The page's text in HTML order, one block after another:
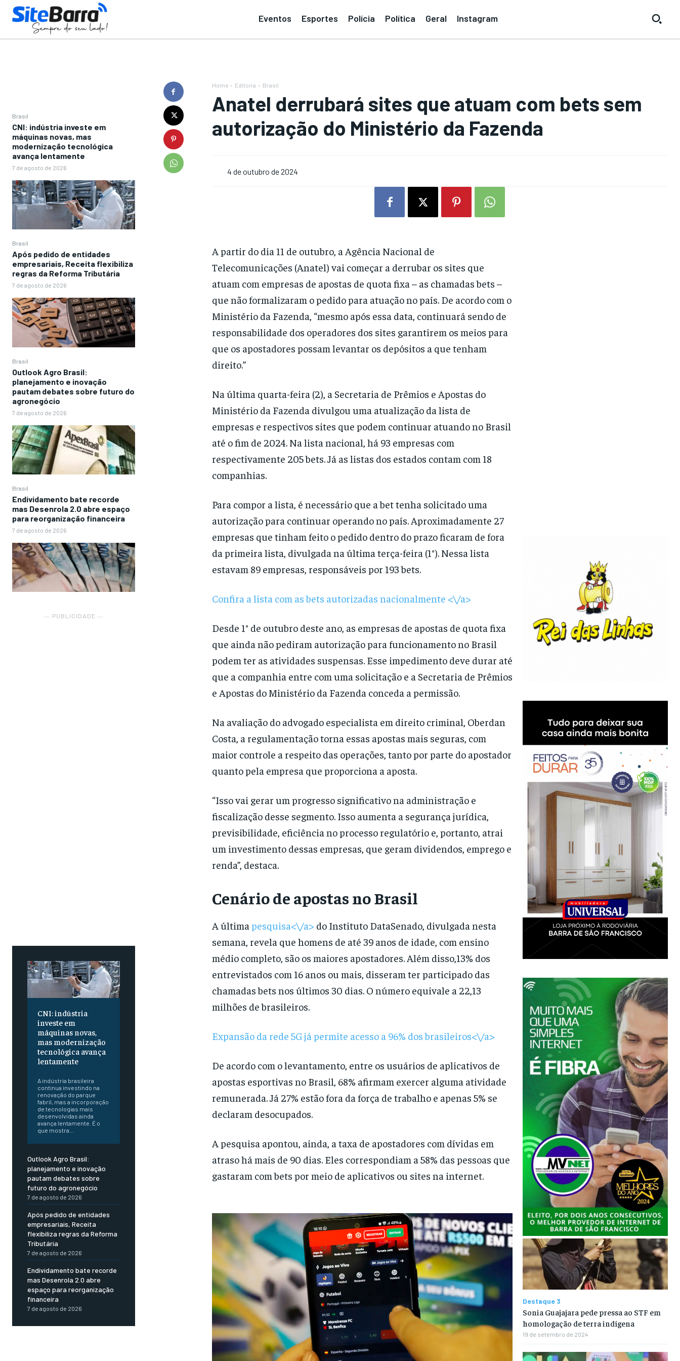
Eventos Esportes Polícia Política Geral Instagram
Brasil
CNI: indústria investe em
máquinas novas, mas
modernização tecnológica
avança lentamente
7 de agosto de 2026
Brasil
Após pedido de entidades
empresariais, Receita flexibiliza
regras da Reforma Tributária
7 de agosto de 2026
Brasil
Outlook Agro Brasil:
planejamento e inovação
pautam debates sobre futuro do
agronegócio
7 de agosto de 2026
Brasil
Endividamento bate recorde
mas Desenrola 2.0 abre espaço
para reorganização financeira
7 de agosto de 2026
― PUBLICIDADE ―
CNI: indústria
investe em
máquinas novas,
mas modernização
tecnológica avança
lentamente
A indústria brasileira
continua investindo na
renovação do parque
fabril, mas a incorporação
de tecnologias mais
desenvolvidas ainda
avança lentamente. É o
que mostra...
Outlook Agro Brasil:
planejamento e inovação
pautam debates sobre
futuro do agronegócio
7 de agosto de 2026
Após pedido de entidades
empresariais, Receita
flexibiliza regras da Reforma
Tributária
7 de agosto de 2026
Endividamento bate recorde
mas Desenrola 2.0 abre
espaço para reorganização
financeira
7 de agosto de 2026
Home Editoria Brasil
Anatel derrubará sites que atuam com bets sem
autorização do Ministério da Fazenda
4 de outubro de 2024
A partir do dia 11 de outubro, a Agência Nacional de
Telecomunicações (Anatel) vai começar a derrubar os sites que
atuam com empresas de apostas de quota fixa – as chamadas bets –
que não formalizaram o pedido para atuação no país. De acordo com o
Ministério da Fazenda, “mesmo após essa data, continuará sendo de
responsabilidade dos operadores dos sites garantirem os meios para
que os apostadores possam levantar os depósitos a que tenham
direito.”
Na última quarta-feira (2), a Secretaria de Prêmios e Apostas do
Ministério da Fazenda divulgou uma atualização da lista de
empresas e respectivos sites que podem continuar atuando no Brasil
até o fim de 2024. Na lista nacional, há 93 empresas com
respectivamente 205 bets. Já as listas dos estados contam com 18
companhias.
Para compor a lista, é necessário que a bet tenha solicitado uma
autorização para continuar operando no país. Aproximadamente 27
empresas que tinham feito o pedido dentro do prazo ficaram de fora
da primeira lista, divulgada na última terça-feira (1°). Nessa lista
estavam 89 empresas, responsáveis por 193 bets.
Confira a lista com as bets autorizadas nacionalmente <\/a>
Desde 1° de outubro deste ano, as empresas de apostas de quota fixa
que ainda não pediram autorização para funcionamento no Brasil
podem ter as atividades suspensas. Esse impedimento deve durar até
que a companhia entre com uma solicitação e a Secretaria de Prêmios
e Apostas do Ministério da Fazenda conceda a permissão.
Na avaliação do advogado especialista em direito criminal, Oberdan
Costa, a regulamentação torna essas apostas mais seguras, com
maior controle a respeito das operações, tanto por parte do apostador
quanto pela empresa que proporciona a aposta.
“Isso vai gerar um progresso significativo na administração e
fiscalização desse segmento. Isso aumenta a segurança jurídica,
previsibilidade, eficiência no processo regulatório e, portanto, atrai
um investimento dessas empresas, que geram dividendos, emprego e
renda”, destaca.
Cenário de apostas no Brasil
A última pesquisa<\/a> do Instituto DataSenado, divulgada nesta
semana, revela que homens de até 39 anos de idade, com ensino
médio completo, são os maiores apostadores. Além disso,13% dos
entrevistados com 16 anos ou mais, disseram ter participado das
chamadas bets nos últimos 30 dias. O número equivale a 22,13
milhões de brasileiros.
Expansão da rede 5G já permite acesso a 96% dos brasileiros<\/a>
De acordo com o levantamento, entre os usuários de aplicativos de
apostas esportivas no Brasil, 68% afirmam exercer alguma atividade
remunerada. Já 27% estão fora da força de trabalho e apenas 5% se
declaram desocupados.
A pesquisa apontou, ainda, a taxa de apostadores com dívidas em
atraso há mais de 90 dias. Eles correspondiam a 58% das pessoas que
gastaram com bets por meio de aplicativos ou sites na internet.
Destaque 3
Sonia Guajajara pede pressa ao STF em
homologação de terra indígena
19 de setembro de 2024